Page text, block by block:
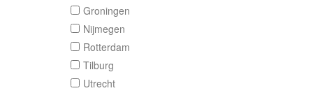
Verstuur je bericht
Door een bericht te sturen kom je in contact met de
aanbieder of makelaar van de woning.
Groningen
Nijmegen
Rotterdam
Tilburg
Utrecht